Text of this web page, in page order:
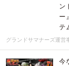
ン
ー
テ
グランドサマナーズ運営
今